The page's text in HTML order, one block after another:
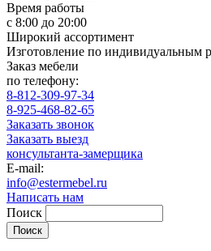
Время работы
с 8:00 до 20:00
Широкий ассортимент
Изготовление по индивидуальным
Заказ мебели
по телефону:
8-812-309-97-34
8-925-468-82-65
Заказать звонок
Заказать выезд
консультанта-замерщика
E-mail:
info@estermebel.ru
Написать нам
Поиск